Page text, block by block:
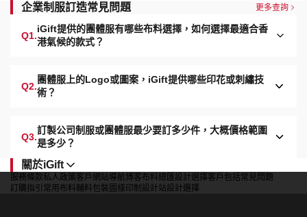
企業制服訂造常見問題 更多查詢
Q1.
iGift提供的團體服有哪些布料選擇，如何選擇最適合香
港氣候的款式？
Q2.
團體服上的Logo或圖案，iGift提供哪些印花或刺繡技
術？
Q3.
訂製公司制服或團體服最少要訂多少件，大概價格範圍
是多少？
關於iGift
服務條款私人政策客戶 網站導航博客布料總匯設計選擇客戶包括常見問題
訂購指引 常用布料輔料包裝 圖樣印制 設計站設計選擇